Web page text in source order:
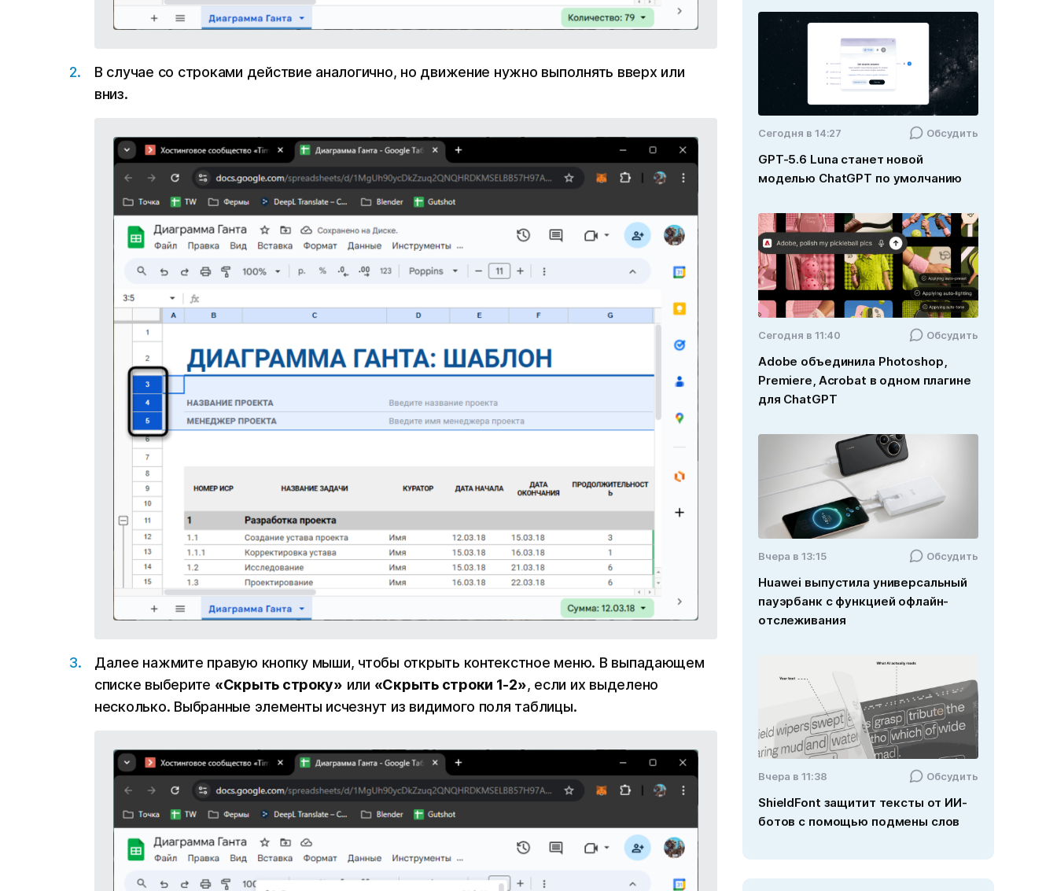
В случае со строками действие аналогично, но движение нужно выполнять вверх или
вниз.
Далее нажмите правую кнопку мыши, чтобы открыть контекстное меню. В выпадающем
списке выберите «Скрыть строку» или «‎Скрыть строки 1-2», если их выделено
несколько. Выбранные элементы исчезнут из видимого поля таблицы.
Cегодня в 14:27 Обсудить
GPT-5.6 Luna станет новой
моделью ChatGPT по умолчанию
Cегодня в 11:40 Обсудить
Adobe объединила Photoshop,
Premiere, Acrobat в одном плагине
для ChatGPT
Вчера в 13:15 Обсудить
Huawei выпустила универсальный
пауэрбанк с функцией офлайн-
отслеживания
Вчера в 11:38 Обсудить
ShieldFont защитит тексты от ИИ-
ботов с помощью подмены слов